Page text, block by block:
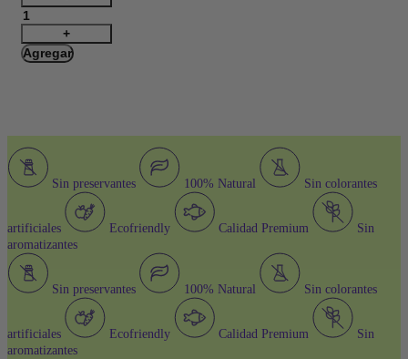
Natural
de
Papel
Agregar
Sin preservantes 100% Natural Sin colorantes
artificiales Ecofriendly Calidad Premium
Sin
aromatizantes
Sin preservantes 100% Natural Sin colorantes
artificiales Ecofriendly Calidad Premium
Sin
aromatizantes